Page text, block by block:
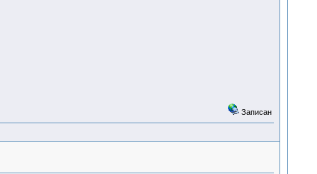
Записан